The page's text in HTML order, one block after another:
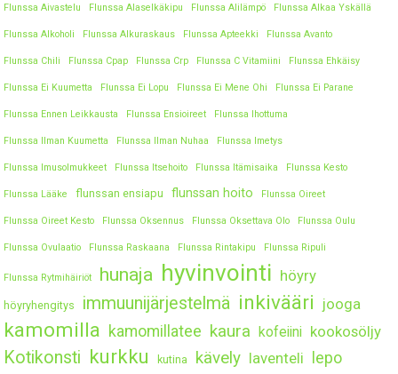
Flunssa Aivastelu Flunssa Alaselkäkipu Flunssa Alilämpö Flunssa Alkaa Yskällä
Flunssa Alkoholi Flunssa Alkuraskaus Flunssa Apteekki Flunssa Avanto
Flunssa Chili Flunssa Cpap Flunssa Crp Flunssa C Vitamiini Flunssa Ehkäisy
Flunssa Ei Kuumetta Flunssa Ei Lopu Flunssa Ei Mene Ohi Flunssa Ei Parane
Flunssa Ennen Leikkausta Flunssa Ensioireet Flunssa Ihottuma
Flunssa Ilman Kuumetta Flunssa Ilman Nuhaa Flunssa Imetys
Flunssa Imusolmukkeet Flunssa Itsehoito Flunssa Itämisaika Flunssa Kesto
Flunssa Lääke flunssan ensiapu flunssan hoito Flunssa Oireet
Flunssa Oireet Kesto Flunssa Oksennus Flunssa Oksettava Olo Flunssa Oulu
Flunssa Ovulaatio Flunssa Raskaana Flunssa Rintakipu Flunssa Ripuli
Flunssa Rytmihäiriöt hunaja hyvinvointi höyry
höyryhengitys immuunijärjestelmä inkivääri jooga
kamomilla kamomillatee kaura kofeiini kookosöljy
Kotikonsti kurkku kutina kävely laventeli lepo